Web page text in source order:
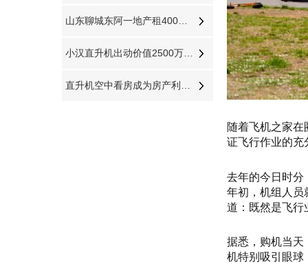
随着飞机之家
证飞行作业的充
去年的今日时分
年初，机组人员
道：既然是飞行
据悉，购机当天
机特别吸引眼球